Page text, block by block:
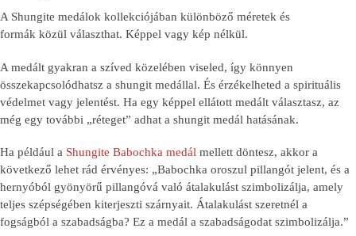
A Shungite medálok kollekciójában különböző méretek és
formák közül választhat. Képpel vagy kép nélkül.
A medált gyakran a szíved közelében viseled, így könnyen
összekapcsolódhatsz a shungit medállal. És érzékelheted a spirituális
védelmet vagy jelentést. Ha egy képpel ellátott medált választasz, az
még egy további „réteget” adhat a shungit medál hatásának.
Ha például a Shungite Babochka medál mellett döntesz, akkor a
következő lehet rád érvényes: „Babochka oroszul pillangót jelent, és a
hernyóból gyönyörű pillangóvá való átalakulást szimbolizálja, amely
teljes szépségében kiterjeszti szárnyait. Átalakulást szeretnél a
fogságból a szabadságba? Ez a medál a szabadságodat szimbolizálja.”